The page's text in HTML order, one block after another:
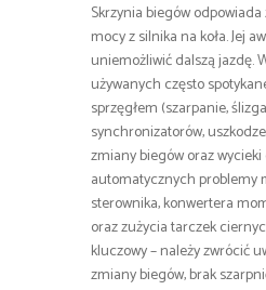
Skrzynia biegów
mocy z silnika na koła. Jej
uniemożliwić dalszą jazdę.
używanych często
sprzęgłem (szarpanie,
synchronizatorów,
zmiany biegów oraz
automatycznych problemy
sterownika, konwertera
oraz zużycia tarczek
kluczowy – należy zwrócić
zmiany biegów, brak